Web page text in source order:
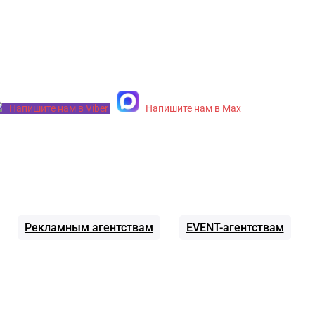
Напишите нам в Viber Напишите нам в Max
Рекламным агентствам EVENT-агентствам